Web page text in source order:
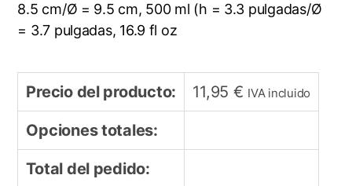
8.5 cm/Ø = 9.5 cm, 500 ml (h = 3.3 pulgadas/Ø
= 3.7 pulgadas, 16.9 fl oz
Precio del producto: 11,95 € IVA incluido
Opciones totales:
Total del pedido: